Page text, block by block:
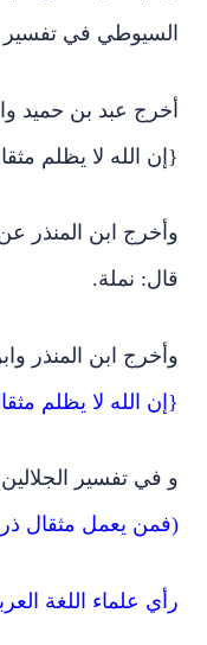
السيوطي في تفسير الآية (40) من سورة
أخرج عبد بن حميد
{إن الله لا يظلم
وأخرج ابن المنذر
قال: نملة.
وأخرج ابن المنذر
{إن الله لا يظلم
و في تفسير
(فمن يعمل مثقال
رأي علماء اللغة